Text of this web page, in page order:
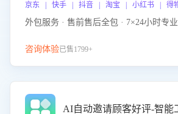
京东 | 快手 | 抖音 | 淘宝 | 小红书 | 得
外包服务 · 售前售后全包 · 7×24小时专
咨询体验已售1799+
AI自动邀请顾客好评-智能